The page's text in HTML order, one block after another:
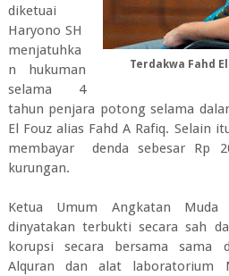
Terdakwa Fahd
diketuai
Haryono SH
menjatuhka
n hukuman
selama 4
tahun penjara potong selama
El Fouz alias Fahd A Rafiq. Selain
membayar denda sebesar Rp
kurungan.
Ketua Umum Angkatan
dinyatakan terbukti secara sah
korupsi secara bersama sama
Alquran dan alat laboratorium